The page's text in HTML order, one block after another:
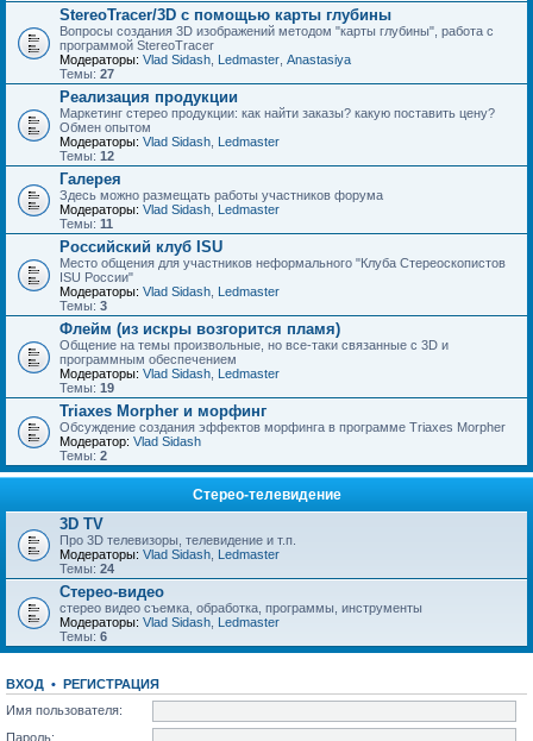
StereoTracer/3D с помощью карты глубины
Вопросы создания 3D изображений методом "карты глубины", работа с
программой StereoTracer
Модераторы: Vlad Sidash Ledmaster Anastasiya
Темы: 27
Реализация продукции
Маркетинг стерео продукции: как найти заказы? какую поставить цену?
Обмен опытом
Модераторы: Vlad Sidash Ledmaster
Темы: 12
Галерея
Здесь можно размещать работы участников форума
Модераторы: Vlad Sidash Ledmaster
Темы: 11
Российский клуб ISU
Место общения для участников неформального "Клуба Стереоскопистов
ISU России"
Модераторы: Vlad Sidash Ledmaster
Темы: 3
Флейм (из искры возгорится пламя)
Общение на темы произвольные, но все-таки связанные с 3D и
программным обеспечением
Модераторы: Vlad Sidash Ledmaster
Темы: 19
Triaxes Morpher и морфинг
Обсуждение создания эффектов морфинга в программе Triaxes Morpher
Модератор: Vlad Sidash
Темы: 2
Стерео-телевидение
3D TV
Про 3D телевизоры, телевидение и т.п.
Модераторы: Vlad Sidash Ledmaster
Темы: 24
Стерео-видео
стерео видео съемка, обработка, программы, инструменты
Модераторы: Vlad Sidash Ledmaster
Темы: 6
ВХОД • РЕГИСТРАЦИЯ
Имя пользователя:
Пароль: